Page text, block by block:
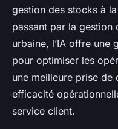
gestion des stocks à
passant par la gestion
urbaine, l’IA offre une
pour optimiser les
une meilleure prise de
efficacité
service client.